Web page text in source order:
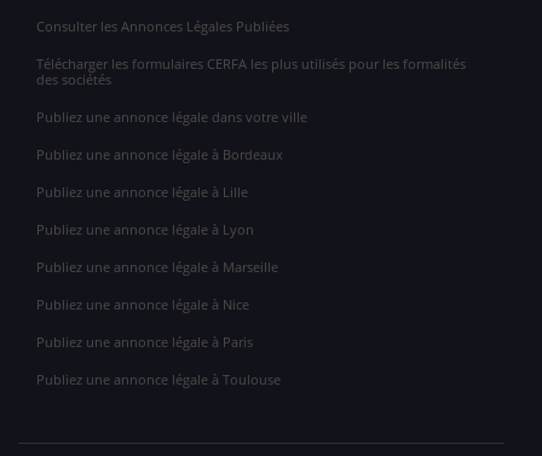
Consulter les Annonces Légales Publiées
Télécharger les formulaires CERFA les plus utilisés pour les formalités
des sociétés
Publiez une annonce légale dans votre ville
Publiez une annonce légale à Bordeaux
Publiez une annonce légale à Lille
Publiez une annonce légale à Lyon
Publiez une annonce légale à Marseille
Publiez une annonce légale à Nice
Publiez une annonce légale à Paris
Publiez une annonce légale à Toulouse